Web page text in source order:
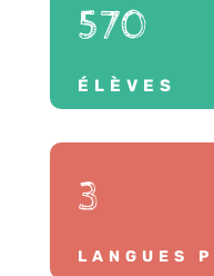
570
ÉLÈVES
3
LANGUES